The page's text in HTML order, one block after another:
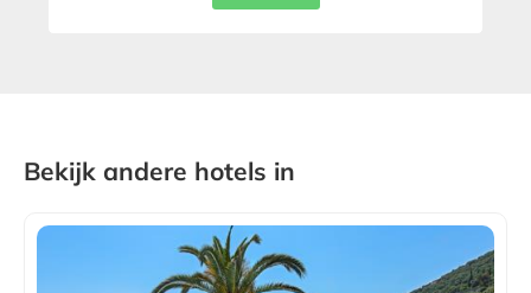
Bekijk andere hotels in